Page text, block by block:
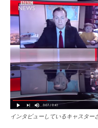
インタビューしているキャスター